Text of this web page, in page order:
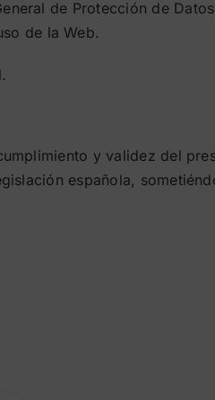
de Protección de
de la Web.
y validez del
española,